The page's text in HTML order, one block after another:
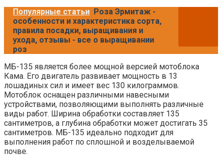
Популярные статьи Роза Эрмитаж -
особенности и характеристика сорта,
правила посадки, выращивания и
ухода, отзывы - все о выращивании
роз
МБ-135 является более мощной версией мотоблока
Кама. Его двигатель развивает мощность в 13
лошадиных сил и имеет вес 130 килограммов.
Мотоблок оснащен различными навесными
устройствами, позволяющими выполнять различные
виды работ. Ширина обработки составляет 135
сантиметров, а глубина обработки может достигать 35
сантиметров. МБ-135 идеально подходит для
выполнения работ по сплошной и возделываемой
почве.